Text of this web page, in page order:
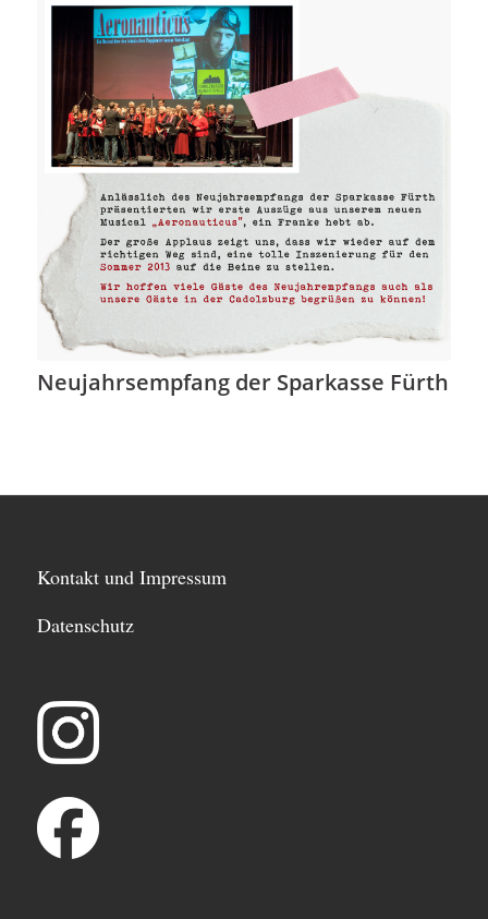
Neujahrsempfang der Sparkasse Fürth
Kontakt und Impressum
Datenschutz